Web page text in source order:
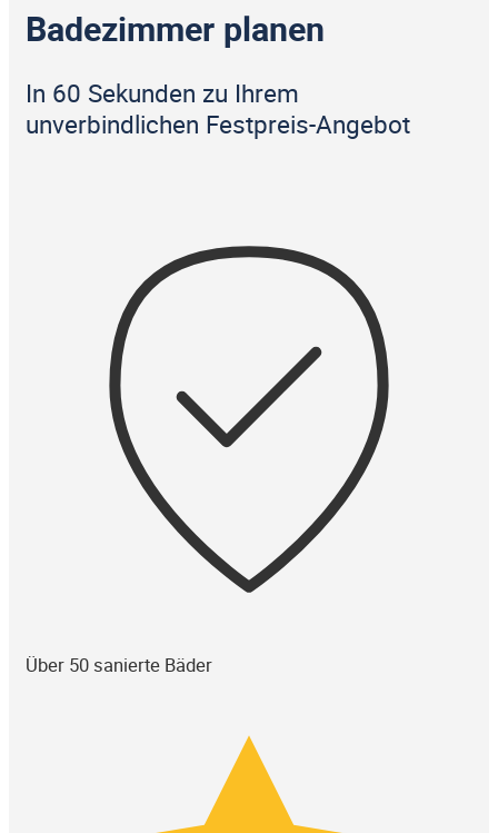
Badezimmer planen
In 60 Sekunden zu Ihrem
unverbindlichen Festpreis-Angebot
Über 50 sanierte Bäder